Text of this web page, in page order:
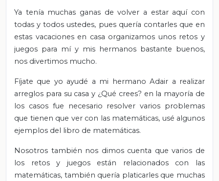
Ya tenía muchas ganas de volver a estar aquí con
todas y todos ustedes, pues quería contarles que en
estas vacaciones en casa organizamos unos retos y
juegos para mí y mis hermanos bastante buenos,
nos divertimos mucho.
Fíjate que yo ayudé a mi hermano Adair a realizar
arreglos para su casa y ¿Qué crees? en la mayoría de
los casos fue necesario resolver varios problemas
que tienen que ver con las matemáticas, usé algunos
ejemplos del libro de matemáticas.
Nosotros también nos dimos cuenta que varios de
los retos y juegos están relacionados con las
matemáticas, también quería platicarles que muchas